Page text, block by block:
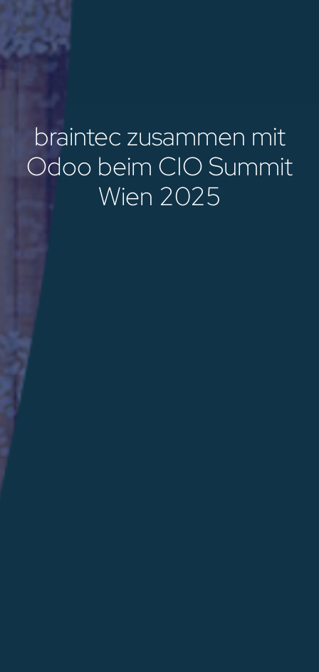
braintec zusammen mit
Odoo beim CIO Summit
Wien 2025